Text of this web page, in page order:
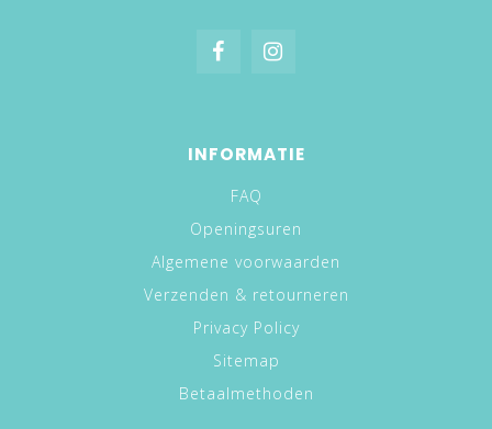
INFORMATIE
FAQ
Openingsuren
Algemene voorwaarden
Verzenden & retourneren
Privacy Policy
Sitemap
Betaalmethoden